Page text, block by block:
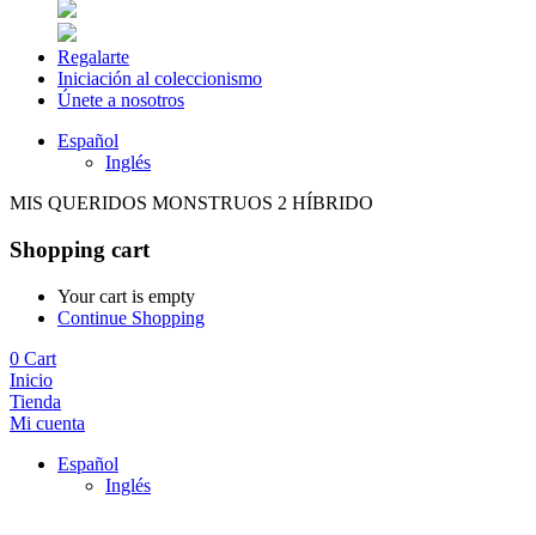
Regalarte
Iniciación al coleccionismo
Únete a nosotros
Español
Inglés
MIS QUERIDOS MONSTRUOS 2 HÍBRIDO
Shopping cart
Your cart is empty
Continue Shopping
0 Cart
Inicio
Tienda
Mi cuenta
Español
Inglés